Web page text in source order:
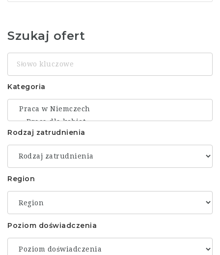
Szukaj ofert
Słowo
kluczowe
Kategoria
Rodzaj zatrudnienia
Region
Poziom doświadczenia